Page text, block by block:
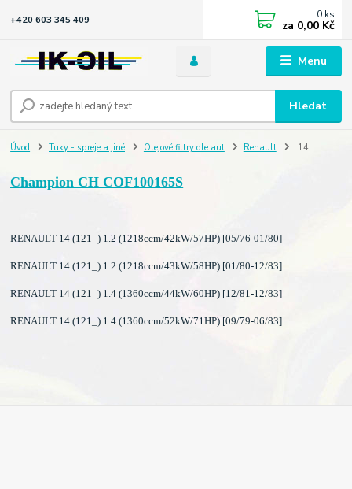
Menu
Hledat
+420 603 345 409 0 ks
za 0,00 Kč
Úvod Tuky - spreje a jiné Olejové filtry dle aut Renault 14
Champion CH COF100165S
RENAULT 14 (121_) 1.2 (1218ccm/42kW/57HP) [05/76-01/80]
RENAULT 14 (121_) 1.2 (1218ccm/43kW/58HP) [01/80-12/83]
RENAULT 14 (121_) 1.4 (1360ccm/44kW/60HP) [12/81-12/83]
RENAULT 14 (121_) 1.4 (1360ccm/52kW/71HP) [09/79-06/83]